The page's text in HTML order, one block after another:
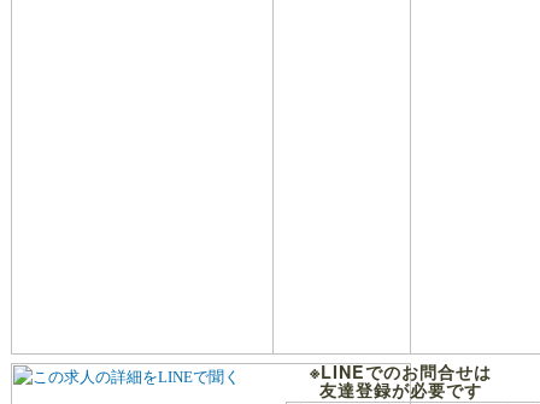
※LINEでのお問合せは
友達登録が必要です